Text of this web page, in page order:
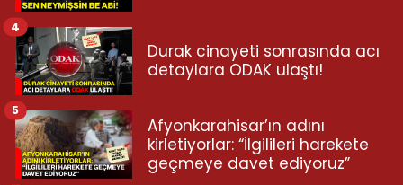
Durak cinayeti sonrasında acı
detaylara ODAK ulaştı!
4
Afyonkarahisar’ın adını
kirletiyorlar: “İlgilileri harekete
geçmeye davet ediyoruz”
5